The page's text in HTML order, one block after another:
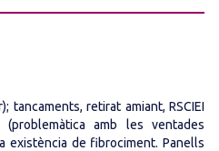
tancaments, retirat amiant, RSCIEI
(problemàtica amb les ventades
existència de fibrociment. Panells